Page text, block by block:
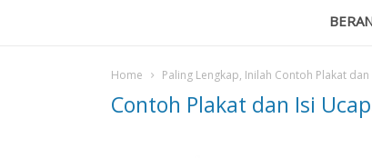
Home Paling Lengkap, Inilah Contoh Plakat
Contoh Plakat dan Isi